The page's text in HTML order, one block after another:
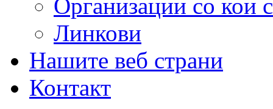
Организации со кои
Линкови
Нашите веб страни
Контакт